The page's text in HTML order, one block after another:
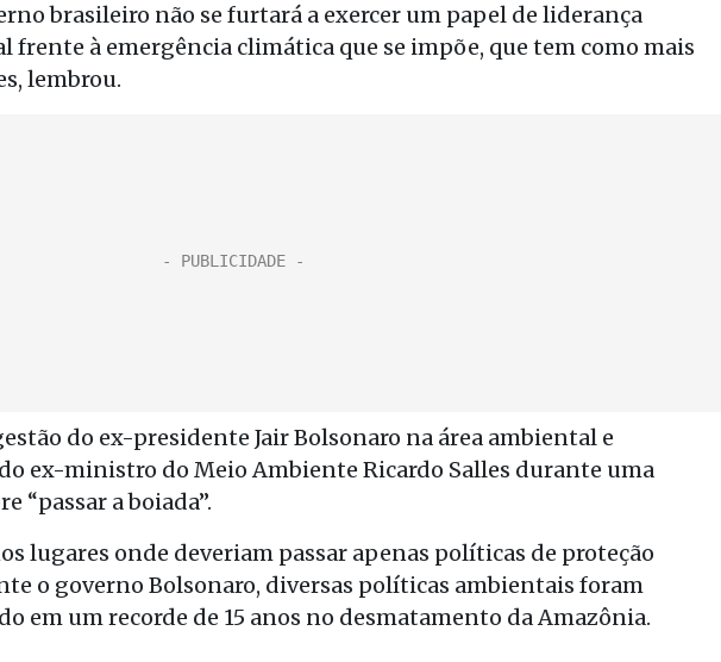
brasileiro não se furtará a exercer um papel de liderança
frente à emergência climática que se impõe, que tem como mais
lembrou.
do ex-presidente Jair Bolsonaro na área ambiental e
ex-ministro do Meio Ambiente Ricardo Salles durante uma
“passar a boiada”.
lugares onde deveriam passar apenas políticas de proteção
o governo Bolsonaro, diversas políticas ambientais foram
em um recorde de 15 anos no desmatamento da Amazônia.